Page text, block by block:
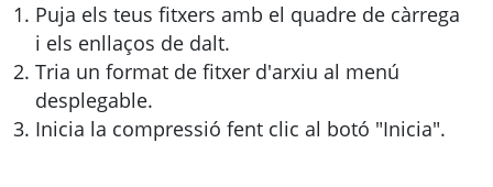
Puja els teus fitxers amb el quadre de càrrega
i els enllaços de dalt.
Tria un format de fitxer d'arxiu al menú
desplegable.
Inicia la compressió fent clic al botó "Inicia".